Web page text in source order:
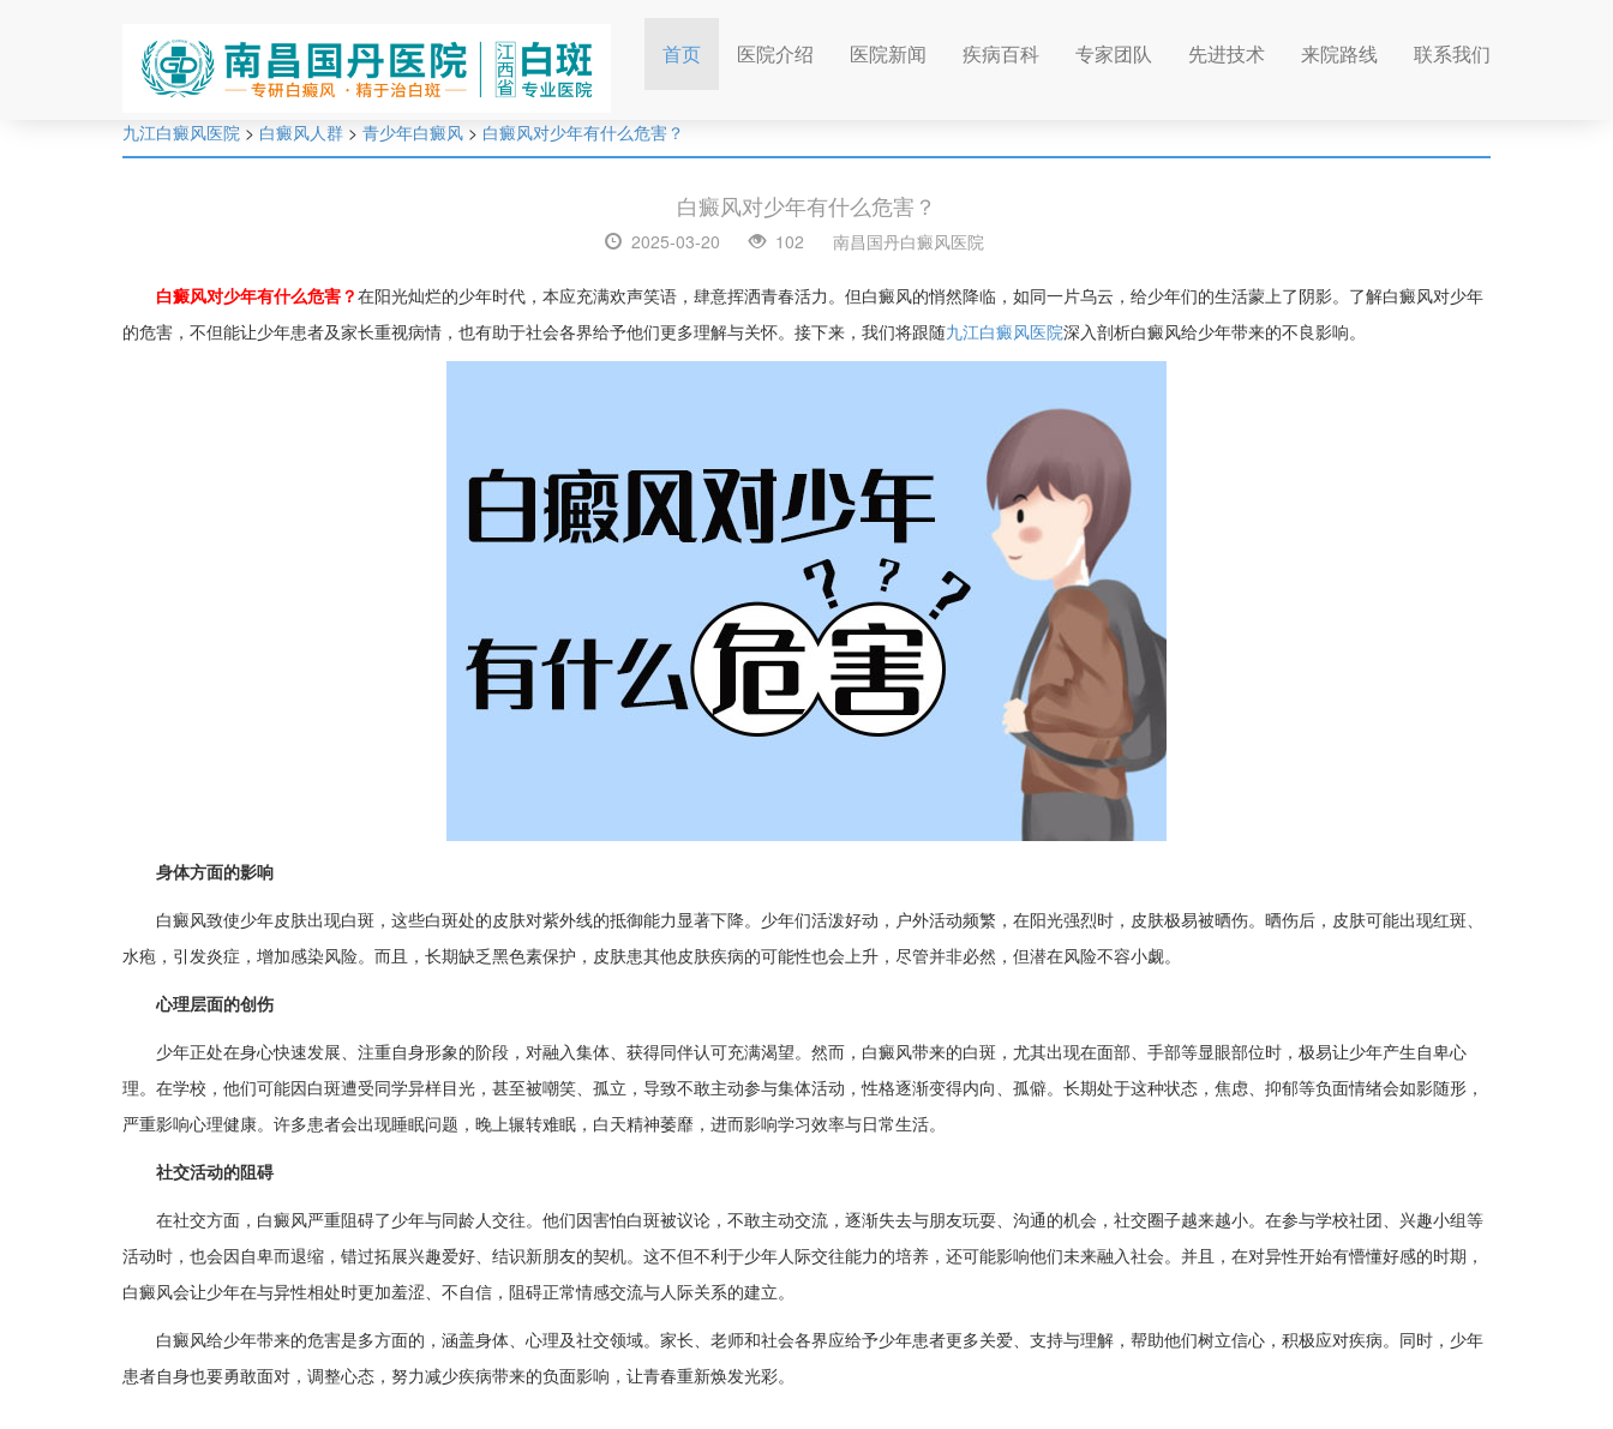
首页(current)医院介绍 医院新闻 疾病百科 专家团队 先进技术 来院路线 联系我们
九江白癜风医院 > 白癜风人群 > 青少年白癜风 > 白癜风对少年有什么危害？
白癜风对少年有什么危害？
2025-03-20 102 南昌国丹白癜风医院
白癜风对少年有什么危害？在阳光灿烂的少年时代，本应充满欢声笑语，肆意挥洒青春活力。但白癜风的悄然降临，如同一片乌云，给少年们的生活蒙上了阴影。了解白癜风对少年
的危害，不但能让少年患者及家长重视病情，也有助于社会各界给予他们更多理解与关怀。接下来，我们将跟随九江白癜风医院深入剖析白癜风给少年带来的不良影响。​
身体方面的影响
白癜风致使少年皮肤出现白斑，这些白斑处的皮肤对紫外线的抵御能力显著下降。少年们活泼好动，户外活动频繁，在阳光强烈时，皮肤极易被晒伤。晒伤后，皮肤可能出现红斑、
水疱，引发炎症，增加感染风险。而且，长期缺乏黑色素保护，皮肤患其他皮肤疾病的可能性也会上升，尽管并非必然，但潜在风险不容小觑。​
心理层面的创伤​
少年正处在身心快速发展、注重自身形象的阶段，对融入集体、获得同伴认可充满渴望。然而，白癜风带来的白斑，尤其出现在面部、手部等显眼部位时，极易让少年产生自卑心
理。在学校，他们可能因白斑遭受同学异样目光，甚至被嘲笑、孤立，导致不敢主动参与集体活动，性格逐渐变得内向、孤僻。长期处于这种状态，焦虑、抑郁等负面情绪会如影随形，
严重影响心理健康。许多患者会出现睡眠问题，晚上辗转难眠，白天精神萎靡，进而影响学习效率与日常生活。​
社交活动的阻碍​
在社交方面，白癜风严重阻碍了少年与同龄人交往。他们因害怕白斑被议论，不敢主动交流，逐渐失去与朋友玩耍、沟通的机会，社交圈子越来越小。在参与学校社团、兴趣小组等
活动时，也会因自卑而退缩，错过拓展兴趣爱好、结识新朋友的契机。这不但不利于少年人际交往能力的培养，还可能影响他们未来融入社会。并且，在对异性开始有懵懂好感的时期，
白癜风会让少年在与异性相处时更加羞涩、不自信，阻碍正常情感交流与人际关系的建立。​
白癜风给少年带来的危害是多方面的，涵盖身体、心理及社交领域。家长、老师和社会各界应给予少年患者更多关爱、支持与理解，帮助他们树立信心，积极应对疾病。同时，少年
患者自身也要勇敢面对，调整心态，努力减少疾病带来的负面影响，让青春重新焕发光彩。